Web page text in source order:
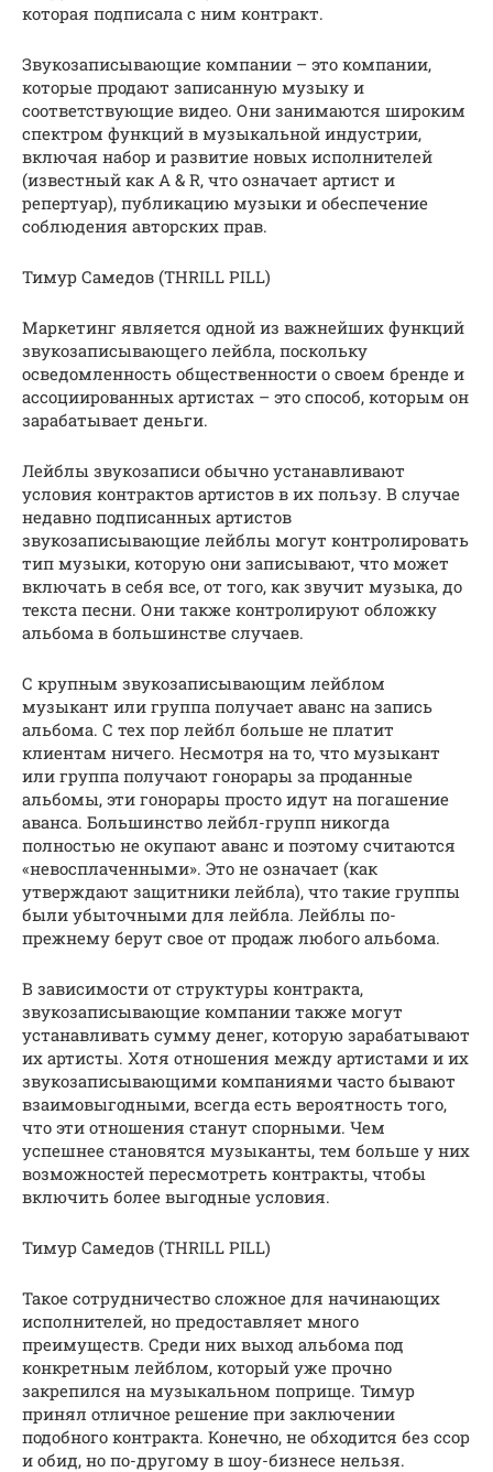
которая подписала с ним контракт.
Звукозаписывающие компании – это компании,
которые продают записанную музыку и
соответствующие видео. Они занимаются широким
спектром функций в музыкальной индустрии,
включая набор и развитие новых исполнителей
(известный как A & R, что означает артист и
репертуар), публикацию музыки и обеспечение
соблюдения авторских прав.
Тимур Самедов (THRILL PILL)
Маркетинг является одной из важнейших функций
звукозаписывающего лейбла, поскольку
осведомленность общественности о своем бренде и
ассоциированных артистах – это способ, которым он
зарабатывает деньги.
Лейблы звукозаписи обычно устанавливают
условия контрактов артистов в их пользу. В случае
недавно подписанных артистов
звукозаписывающие лейблы могут контролировать
тип музыки, которую они записывают, что может
включать в себя все, от того, как звучит музыка, до
текста песни. Они также контролируют обложку
альбома в большинстве случаев.
С крупным звукозаписывающим лейблом
музыкант или группа получает аванс на запись
альбома. С тех пор лейбл больше не платит
клиентам ничего. Несмотря на то, что музыкант
или группа получают гонорары за проданные
альбомы, эти гонорары просто идут на погашение
аванса. Большинство лейбл-групп никогда
полностью не окупают аванс и поэтому считаются
«невосплаченными». Это не означает (как
утверждают защитники лейбла), что такие группы
были убыточными для лейбла. Лейблы по-
прежнему берут свое от продаж любого альбома.
В зависимости от структуры контракта,
звукозаписывающие компании также могут
устанавливать сумму денег, которую зарабатывают
их артисты. Хотя отношения между артистами и их
звукозаписывающими компаниями часто бывают
взаимовыгодными, всегда есть вероятность того,
что эти отношения станут спорными. Чем
успешнее становятся музыканты, тем больше у них
возможностей пересмотреть контракты, чтобы
включить более выгодные условия.
Тимур Самедов (THRILL PILL)
Такое сотрудничество сложное для начинающих
исполнителей, но предоставляет много
преимуществ. Среди них выход альбома под
конкретным лейблом, который уже прочно
закрепился на музыкальном поприще. Тимур
принял отличное решение при заключении
подобного контракта. Конечно, не обходится без ссор
и обид, но по-другому в шоу-бизнесе нельзя.